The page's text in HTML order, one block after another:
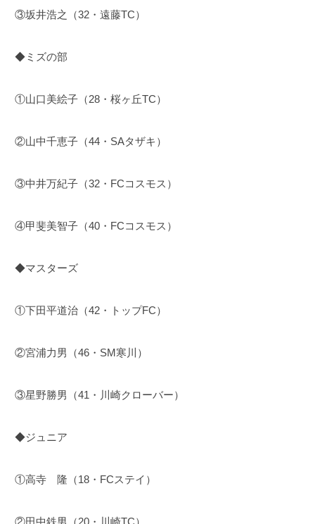
③坂井浩之（32・遠藤TC）
◆ミズの部
①山口美絵子（28・桜ヶ丘TC）
②山中千恵子（44・SAタザキ）
③中井万紀子（32・FCコスモス）
④甲斐美智子（40・FCコスモス）
◆マスターズ
①下田平道治（42・トップFC）
②宮浦力男（46・SM寒川）
③星野勝男（41・川崎クローバー）
◆ジュニア
①高寺 隆（18・FCステイ）